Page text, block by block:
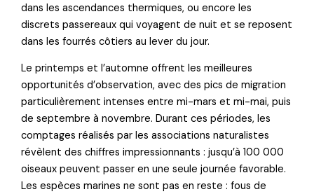
dans les ascendances thermiques, ou encore les
discrets passereaux qui voyagent de nuit et se reposent
dans les fourrés côtiers au lever du jour.
Le printemps et l’automne offrent les meilleures
opportunités d’observation, avec des pics de migration
particulièrement intenses entre mi-mars et mi-mai, puis
de septembre à novembre. Durant ces périodes, les
comptages réalisés par les associations naturalistes
révèlent des chiffres impressionnants : jusqu’à 100 000
oiseaux peuvent passer en une seule journée favorable.
Les espèces marines ne sont pas en reste : fous de